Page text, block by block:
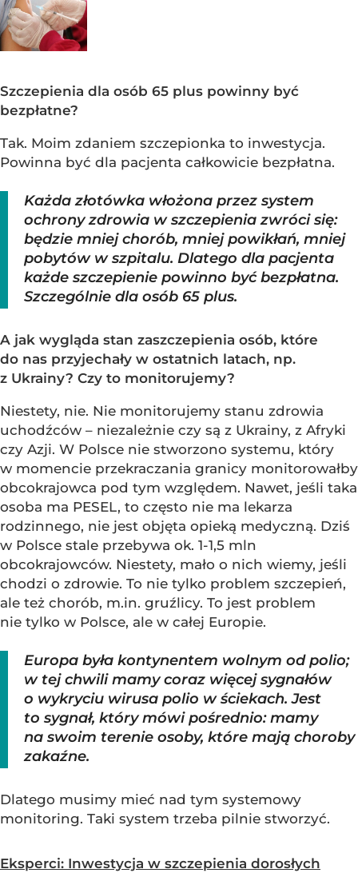
Szczepienia dla osób 65 plus powinny być
bezpłatne?
Tak. Moim zdaniem szczepionka to inwestycja.
Powinna być dla pacjenta całkowicie bezpłatna.
Każda złotówka włożona przez system
ochrony zdrowia w szczepienia zwróci się:
będzie mniej chorób, mniej powikłań, mniej
pobytów w szpitalu. Dlatego dla pacjenta
każde szczepienie powinno być bezpłatna.
Szczególnie dla osób 65 plus.
A jak wygląda stan zaszczepienia osób, które
do nas przyjechały w ostatnich latach, np.
z Ukrainy? Czy to monitorujemy?
Niestety, nie. Nie monitorujemy stanu zdrowia
uchodźców – niezależnie czy są z Ukrainy, z Afryki
czy Azji. W Polsce nie stworzono systemu, który
w momencie przekraczania granicy monitorowałby
obcokrajowca pod tym względem. Nawet, jeśli taka
osoba ma PESEL, to często nie ma lekarza
rodzinnego, nie jest objęta opieką medyczną. Dziś
w Polsce stale przebywa ok. 1-1,5 mln
obcokrajowców. Niestety, mało o nich wiemy, jeśli
chodzi o zdrowie. To nie tylko problem szczepień,
ale też chorób, m.in. gruźlicy. To jest problem
nie tylko w Polsce, ale w całej Europie.
Europa była kontynentem wolnym od polio;
w tej chwili mamy coraz więcej sygnałów
o wykryciu wirusa polio w ściekach. Jest
to sygnał, który mówi pośrednio: mamy
na swoim terenie osoby, które mają choroby
zakaźne.
Dlatego musimy mieć nad tym systemowy
monitoring. Taki system trzeba pilnie stworzyć.
Eksperci: Inwestycja w szczepienia dorosłych